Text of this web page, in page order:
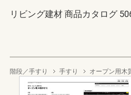
リビング建材 商品カタログ
階段／手すり 手すり オープン用木